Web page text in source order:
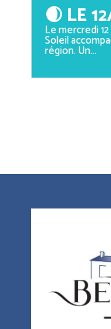
🌒 LE
Le mercredi
Soleil
région. Un...